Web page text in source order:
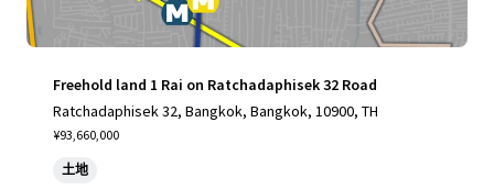
Freehold land 1 Rai on Ratchadaphisek 32 Road
Ratchadaphisek 32, Bangkok, Bangkok, 10900, TH
¥93,660,000
土地